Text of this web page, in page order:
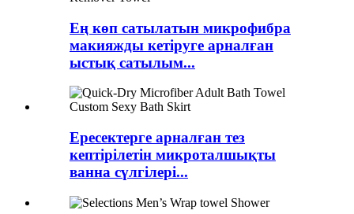
Ең көп сатылатын микрофибра
макияжды кетіруге арналған
ыстық сатылым...
Ересектерге арналған тез
кептірілетін микроталшықты
ванна сүлгілері...